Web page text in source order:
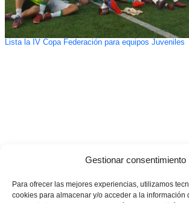
Gestionar consentimiento
Para ofrecer las mejores experiencias, utilizamos
cookies para almacenar y/o acceder a la información
Lista la IV Copa Federación para equipos Juveniles